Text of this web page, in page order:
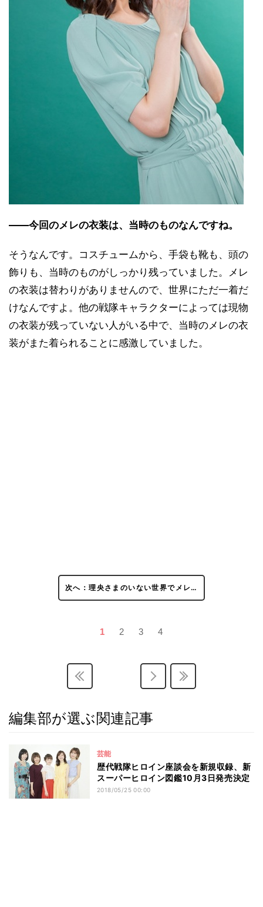
――今回のメレの衣装は、当時のものなんですね。
そうなんです。コスチュームから、手袋も靴も、頭の
飾りも、当時のものがしっかり残っていました。メレ
の衣装は替わりがありませんので、世界にただ一着だ
けなんですよ。他の戦隊キャラクターによっては現物
の衣装が残っていない人がいる中で、当時のメレの衣
装がまた着られることに感激していました。
次へ：理央さまのいない世界でメレ…
1 2 3 4
編集部が選ぶ関連記事
芸能
歴代戦隊ヒロイン座談会を新規収録、新
スーパーヒロイン図鑑10月3日発売決定
2018/05/25 00:00